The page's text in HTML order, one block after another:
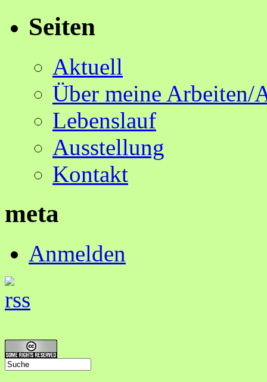
Seiten
Aktuell
Über meine Arbeiten/
Lebenslauf
Ausstellung
Kontakt
meta
Anmelden